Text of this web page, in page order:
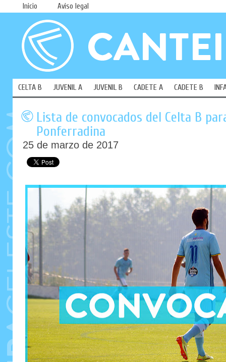
Inicio Aviso legal
CELTA B JUVENIL A JUVENIL B CADETE A CADETE B
Lista de convocados del Celta B
Ponferradina
25 de marzo de 2017